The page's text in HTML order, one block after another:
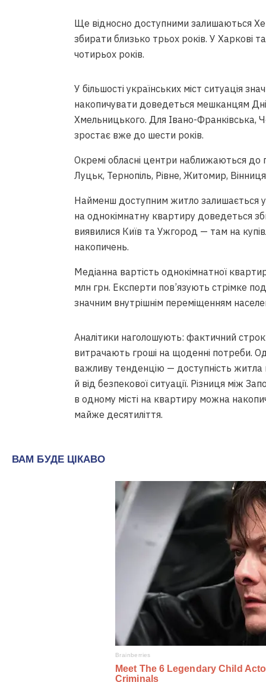
Ще відносно доступними залишаються
збирати близько трьох років. У Харкові
чотирьох років.
У більшості українських міст ситуація
накопичувати доведеться мешканцям
Хмельницького. Для Івано-Франківська,
зростає вже до шести років.
Окремі обласні центри наближаються до
Луцьк, Тернопіль, Рівне, Житомир,
Найменш доступним житло залишається у
на однокімнатну квартиру доведеться
виявилися Київ та Ужгород — там на
накопичень.
Медіанна вартість однокімнатної
млн грн. Експерти пов’язують стрімке
значним внутрішнім переміщенням
Аналітики наголошують: фактичний
витрачають гроші на щоденні потреби.
важливу тенденцію — доступність житла
й від безпекової ситуації. Різниця між
в одному місті на квартиру можна
майже десятиліття.